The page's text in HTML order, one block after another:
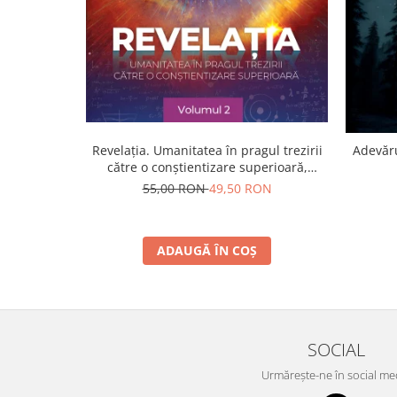
Revelația. Umanitatea în pragul trezirii
către o conştientizare superioară,
volumul 2
55,00 RON49,50 RON
ADAUGĂ ÎN COȘ
SOCIAL
Urmărește-ne în social